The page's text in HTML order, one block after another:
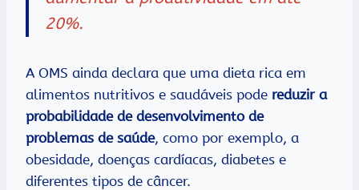
20%.
A OMS ainda declara que uma dieta rica em
alimentos nutritivos e saudáveis pode reduzir a
probabilidade de desenvolvimento de
problemas de saúde, como por exemplo, a
obesidade, doenças cardíacas, diabetes e
diferentes tipos de câncer.